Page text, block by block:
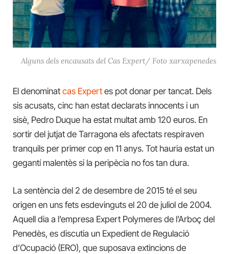
Alguns dels encausats del Cas Expert/ Foto xarxapenedes
El denominat cas Expert es pot donar per tancat. Dels
sis acusats, cinc han estat declarats innocents i un
sisè, Pedro Duque ha estat multat amb 120 euros. En
sortir del jutjat de Tarragona els afectats respiraven
tranquils per primer cop en 11 anys. Tot hauria estat un
gegantí malentès si la peripècia no fos tan dura.
La sentència del 2 de desembre de 2015 té el seu
origen en uns fets esdevinguts el 20 de juliol de 2004.
Aquell dia a l’empresa Expert Polymeres de l’Arboç del
Penedès, es discutia un Expedient de Regulació
d’Ocupació (ERO), que suposava extincions de